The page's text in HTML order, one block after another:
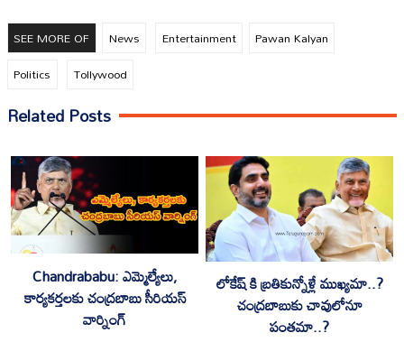
SEE MORE OF News Entertainment
Pawan Kalyan
Politics
Tollywood
Related Posts
Chandrababu: ఎమ్మెల్యేలు,
కార్యకర్తలకు చంద్రబాబు సీరియస్
వార్నింగ్
లోకేష్ కి బ్రతికున్నోళ్లే ముఖ్యమా..?
చంద్రబాబుకు చావులోనూ
పంతమా..?